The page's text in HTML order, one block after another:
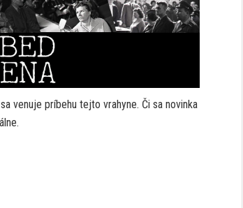
venuje príbehu tejto vrahyne. Či sa novinka